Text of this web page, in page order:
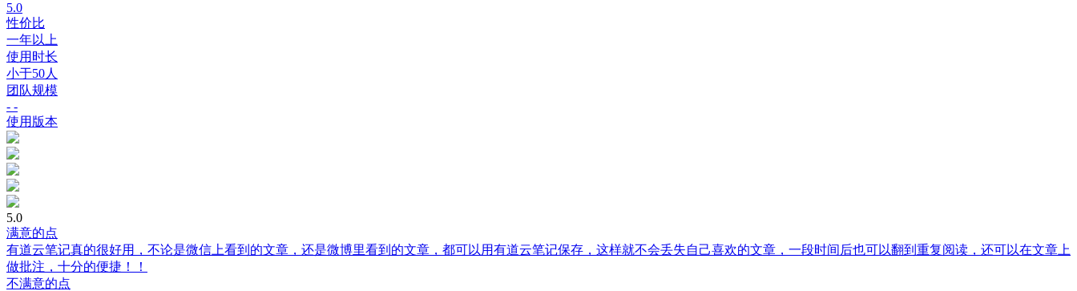
5.0
性价比
一年以上
使用时长
小于50人
团队规模
- -
使用版本
5.0
满意的点
有道云笔记真的很好用，不论是微信上看到的文章，还是微博里看到的文章，都可以用有道云笔记保存，这样就不会丢失自己喜欢的文章，一段时间后也可以翻到重复阅读，还可以在文章上
做批注，十分的便捷！！
不满意的点